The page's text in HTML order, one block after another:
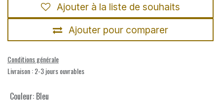
Ajouter pour comparer
Ajouter à la liste de souhaits
Conditions générale
Livraison : 2-3 jours ouvrables
Couleur: Bleu